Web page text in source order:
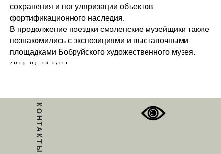
сохранения и популяризации объектов
фортификационного наследия.
В продолжение поездки смоленские музейщики также
познакомились с экспозициями и выставочными
площадками Бобруйского художественного музея.
2024-03-26 15:21
КОНТАКТЫ